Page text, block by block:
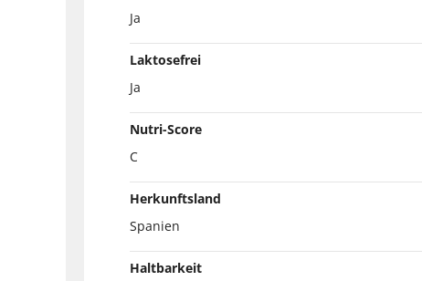
Ja
Laktosefrei
Ja
Nutri-Score
C
Herkunftsland
Spanien
Haltbarkeit